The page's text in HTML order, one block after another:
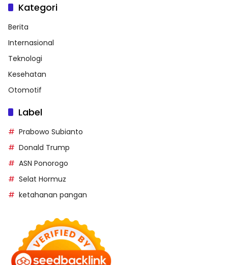
Kategori
Berita
Internasional
Teknologi
Kesehatan
Otomotif
Label
Prabowo Subianto
Donald Trump
ASN Ponorogo
Selat Hormuz
ketahanan pangan